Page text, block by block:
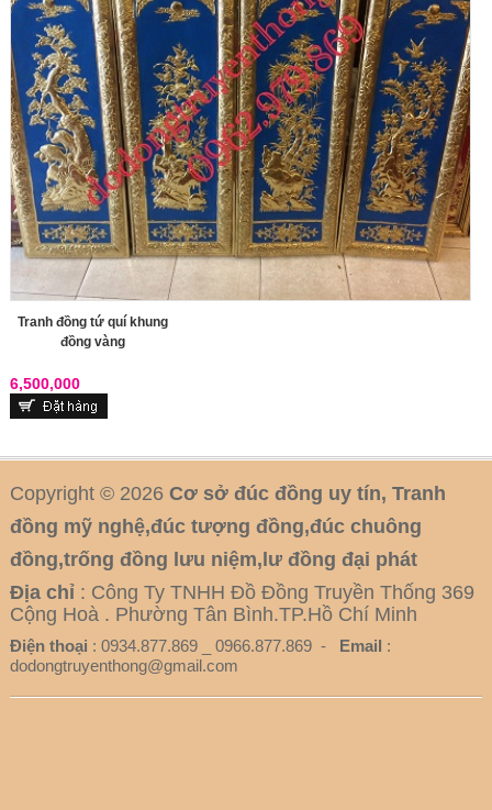
Tranh đồng tứ quí khung
đồng vàng
6,500,000
Copyright © 2026 Cơ sở đúc đồng uy tín, Tranh
đồng mỹ nghệ,đúc tượng đồng,đúc chuông
đồng,trống đồng lưu niệm,lư đồng đại phát
Địa chỉ : Công Ty TNHH Đồ Đồng Truyền Thống 369
Cộng Hoà . Phường Tân Bình.TP.Hồ Chí Minh
Điện thoại : 0934.877.869 _ 0966.877.869 - Email :
dodongtruyenthong@gmail.com